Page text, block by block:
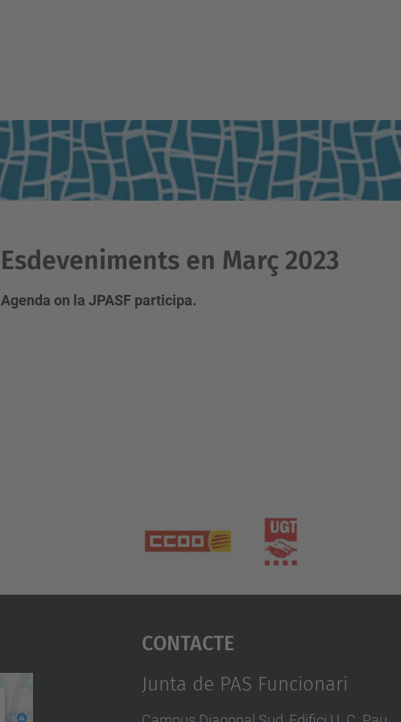
Esdeveniments en Març 2023
Agenda on la JPASF participa.
Contacte
Junta de PAS Funcionari